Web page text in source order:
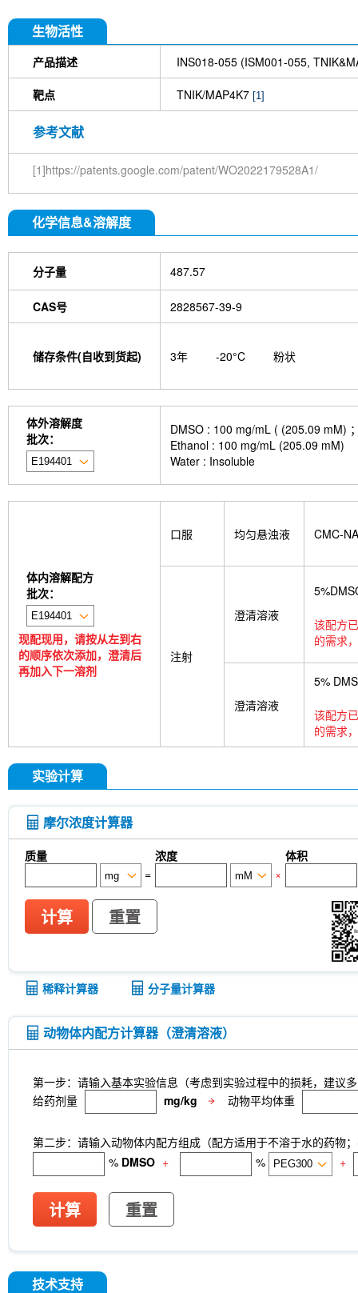
生物活性
产品描述 INS018-055 (ISM001-055,
靶点 TNIK/MAP4K7 [1]
参考文献
[1]https://patents.google.com/patent/WO2022179528A1/
化学信息&溶解度
分子量 487.57
CAS号 2828567-39-9
储存条件(自收到货起) 3年 -20°C 粉状
体外溶解度
批次：
DMSO : 100 mg/mL ( (205.09 mM)
Ethanol : 100 mg/mL (205.09 mM)
Water : Insoluble
体内溶解配方
批次：
现配现用，请按从左到右
的顺序依次添加，澄清后
再加入下一溶剂
口服 均匀悬浊液 CMC-NA
注射
澄清溶液
该配方
的需求
澄清溶液
5%
该配方
的需求
实验计算
摩尔浓度计算器
质量 浓度
体积
=
×
计算 重置
稀释计算器 分子量计算器
动物体内配方计算器（澄清溶液）
第一步：请输入基本实验信息（考虑到实验过程中的损耗，建议
给药剂量
mg/kg 动物平均体重
第二步：请输入动物体内配方组成（配方适用于不溶于水的药物
% DMSO + % +
计算 重置
技术支持